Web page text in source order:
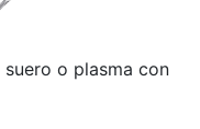
o plasma con